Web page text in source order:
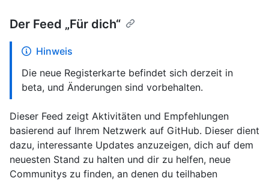
Der Feed „Für dich“
Hinweis
Die neue Registerkarte befindet sich derzeit in
beta, und Änderungen sind vorbehalten.
Dieser Feed zeigt Aktivitäten und Empfehlungen
basierend auf Ihrem Netzwerk auf GitHub. Dieser dient
dazu, interessante Updates anzuzeigen, dich auf dem
neuesten Stand zu halten und dir zu helfen, neue
Communitys zu finden, an denen du teilhaben